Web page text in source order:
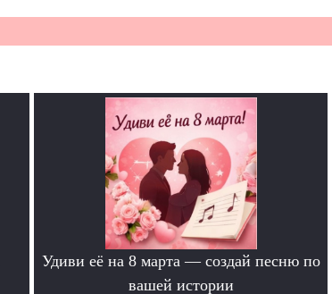
Удиви её на 8 марта — создай песню по
вашей истории